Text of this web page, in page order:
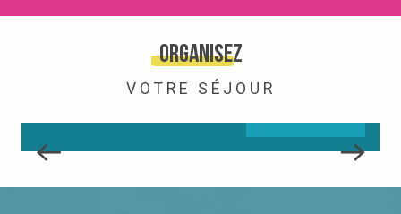
Organisez
VOTRE SÉJOUR